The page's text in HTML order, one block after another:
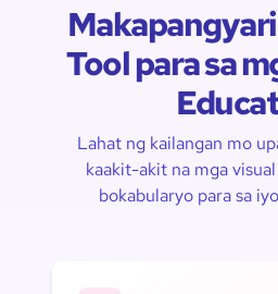
Tool para sa
Lahat ng kailangan mo
kaakit-akit na mga
bokabularyo para sa